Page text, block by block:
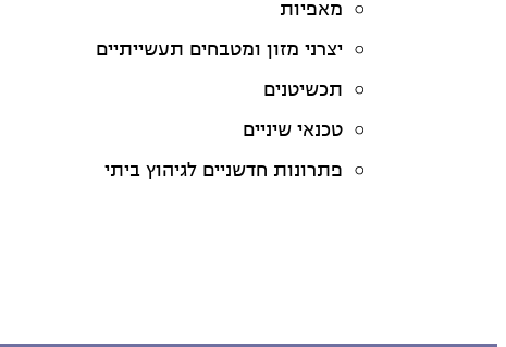
מאפיות
יצרני מזון ומטבחים תעשייתיים
תכשיטנים
טכנאי שיניים
פתרונות חדשניים לגיהוץ ביתי